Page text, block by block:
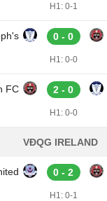
H1: 0-1
0 - 0
H1: 0-0
FC 2 - 0
H1: 0-0
VĐQG IRELAND
0 - 2
H1: 0-1